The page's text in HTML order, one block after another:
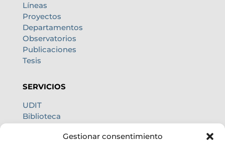
Gestionar consentimiento
Líneas
Proyectos
Departamentos
Observatorios
Publicaciones
Tesis
SERVICIOS
UDIT
Biblioteca
Oficina internacional